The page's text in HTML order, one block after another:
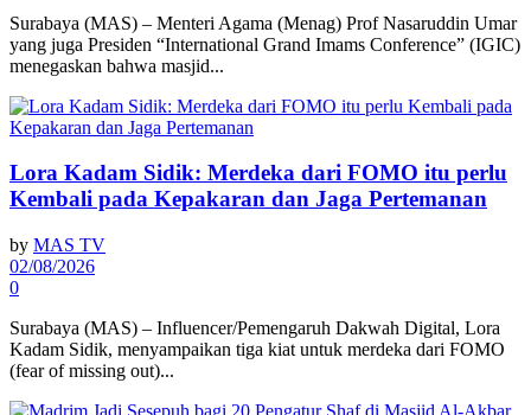
Surabaya (MAS) – Menteri Agama (Menag) Prof Nasaruddin Umar
yang juga Presiden “International Grand Imams Conference” (IGIC)
menegaskan bahwa masjid...
Lora Kadam Sidik: Merdeka dari FOMO itu perlu
Kembali pada Kepakaran dan Jaga Pertemanan
by MAS TV
02/08/2026
0
Surabaya (MAS) – Influencer/Pemengaruh Dakwah Digital, Lora
Kadam Sidik, menyampaikan tiga kiat untuk merdeka dari FOMO
(fear of missing out)...